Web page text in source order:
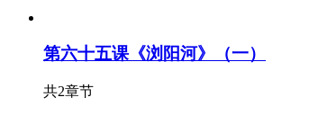
第六十五课《浏阳河》（一）
共2章节